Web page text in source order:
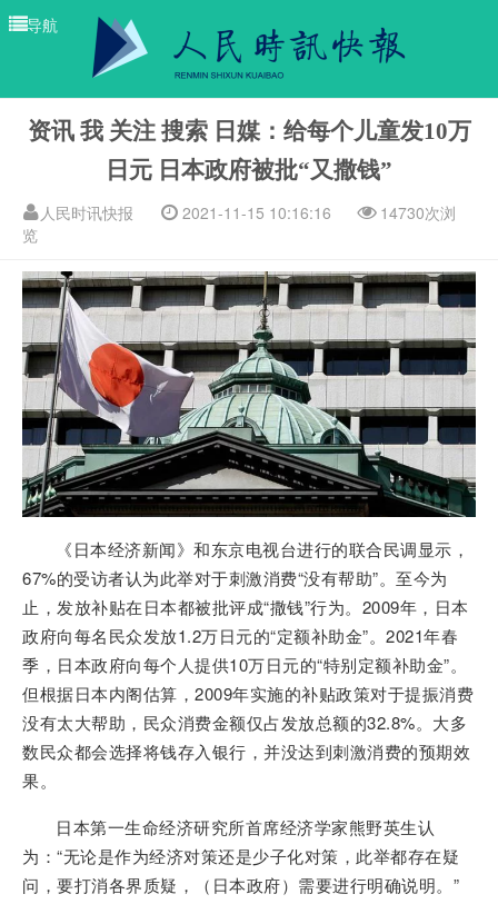
导航
资讯 我 关注 搜索 日媒：给每个儿童发10万
日元 日本政府被批“又撒钱”
人民时讯快报 2021-11-15 10:16:16
14730次浏
览
《日本经济新闻》和东京电视台进行的联合民调显示，
67%的受访者认为此举对于刺激消费“没有帮助”。至今为
止，发放补贴在日本都被批评成“撒钱”行为。2009年，日本
政府向每名民众发放1.2万日元的“定额补助金”。2021年春
季，日本政府向每个人提供10万日元的“特别定额补助金”。
但根据日本内阁估算，2009年实施的补贴政策对于提振消费
没有太大帮助，民众消费金额仅占发放总额的32.8%。大多
数民众都会选择将钱存入银行，并没达到刺激消费的预期效
果。
日本第一生命经济研究所首席经济学家熊野英生认
为：“无论是作为经济对策还是少子化对策，此举都存在疑
问，要打消各界质疑，（日本政府）需要进行明确说明。”